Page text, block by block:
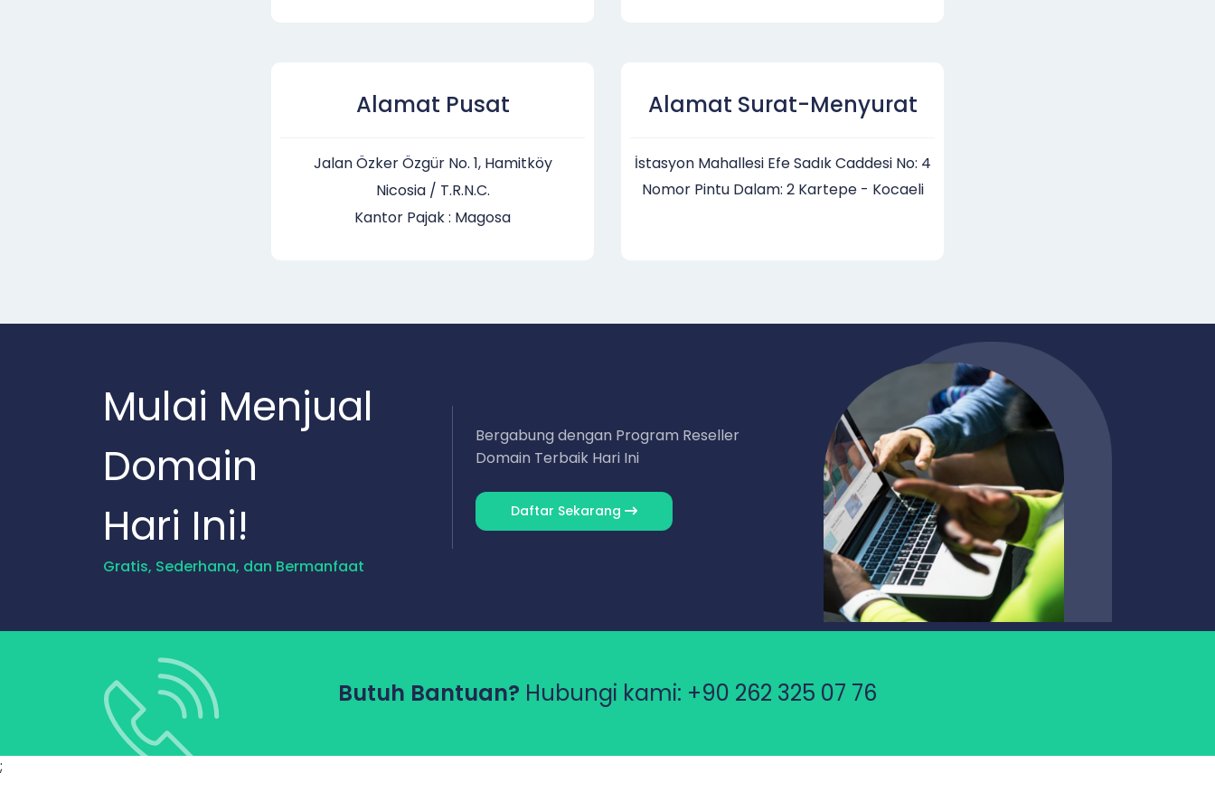
Alamat Pusat
Jalan Özker Özgür No. 1, Hamitköy
Nicosia / T.R.N.C.
Kantor Pajak : Magosa
Alamat Surat-Menyurat
İstasyon Mahallesi Efe Sadık Caddesi No: 4
Nomor Pintu Dalam: 2 Kartepe - Kocaeli
Mulai Menjual
Domain
Hari Ini!
Gratis, Sederhana, dan Bermanfaat
Bergabung dengan Program Reseller
Domain Terbaik Hari Ini
Daftar Sekarang
Butuh Bantuan? Hubungi kami: +90 262 325 07 76
;